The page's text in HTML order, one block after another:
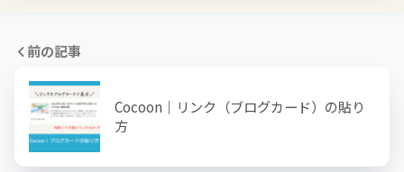
前の記事
Cocoon｜リンク（ブログカード）の貼り
方